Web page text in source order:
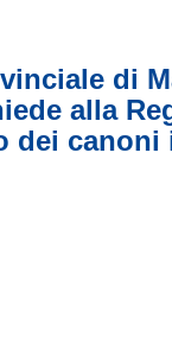
di
alla
dei canoni